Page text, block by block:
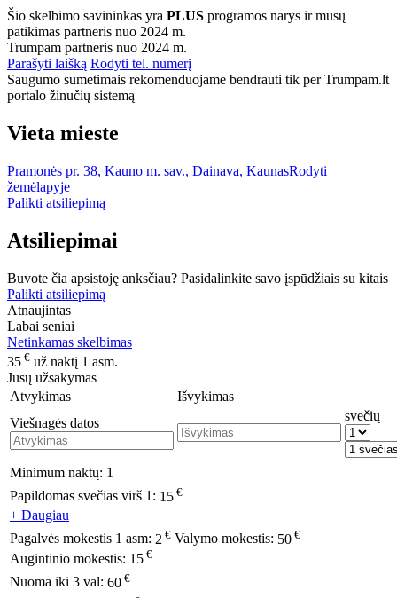
Šio skelbimo savininkas yra PLUS programos narys ir mūsų
patikimas partneris nuo 2024 m.
Trumpam partneris nuo 2024 m.
Parašyti laišką Rodyti tel. numerį
Saugumo sumetimais rekomenduojame bendrauti tik per Trumpam.lt
portalo žinučių sistemą
Vieta mieste
Pramonės pr. 38, Kauno m. sav., Dainava, KaunasRodyti
žemėlapyje
Palikti atsiliepimą
Atsiliepimai
Buvote čia apsistoję anksčiau? Pasidalinkite savo įspūdžiais su kitais
Palikti atsiliepimą
Atnaujintas
Labai seniai
Netinkamas skelbimas
35 € už naktį 1 asm.
Jūsų užsakymas
Atvykimas
Išvykimas
Viešnagės datos
svečių
Minimum naktų: 1
Papildomas svečias virš 1: 15 €
+ Daugiau
Pagalvės mokestis 1 asm: 2 € Valymo mokestis: 50 €
Augintinio mokestis: 15 €
Nuoma iki 3 val: 60 €